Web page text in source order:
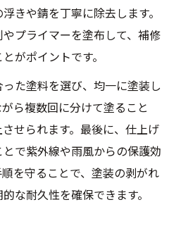
きや錆を丁寧に除去します。
プライマーを塗布して、補修
がポイントです。
た塗料を選び、均一に塗装し
ら複数回に分けて塗ること
せられます。最後に、仕上げ
で紫外線や雨風からの保護効
を守ることで、塗装の剥がれ
な耐久性を確保できます。